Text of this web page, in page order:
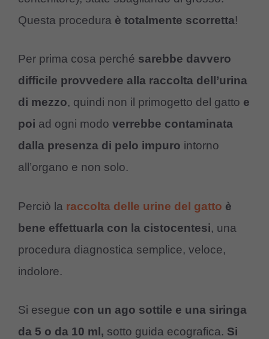
Questa procedura è totalmente scorretta!
Per prima cosa perché sarebbe davvero
difficile provvedere alla raccolta dell’urina
di mezzo, quindi non il primogetto del gatto e
poi ad ogni modo verrebbe contaminata
dalla presenza di pelo impuro intorno
all’organo e non solo.
Perciò la raccolta delle urine del gatto è
bene effettuarla con la cistocentesi, una
procedura diagnostica semplice, veloce,
indolore.
Si esegue con un ago sottile e una siringa
da 5 o da 10 ml, sotto guida ecografica. Si